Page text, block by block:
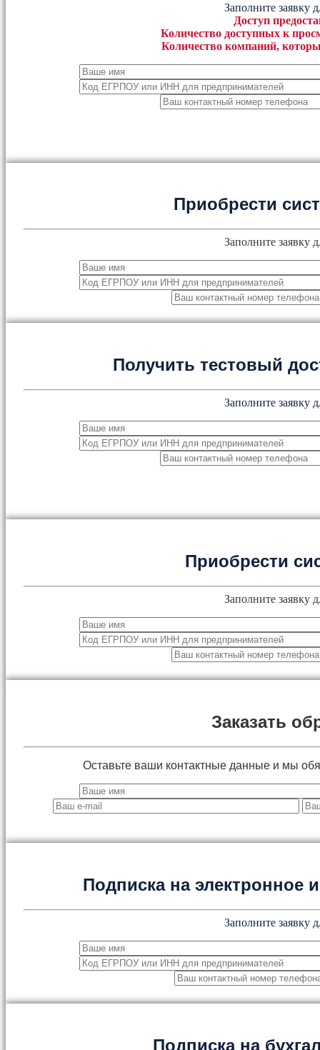
Заполните заявку
Доступ
Количество доступных к
Количество компаний,
Приобрести
Заполните заявку
Получить тестовый
Заполните заявку
Приобрести
Заполните заявку
Заказать
Оставьте ваши контактные данные и мы
Подписка на электронное
Заполните заявку
Подписка на